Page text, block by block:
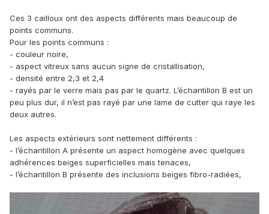
Ces 3 cailloux ont des aspects différents mais beaucoup de
points communs.
Pour les points communs :
- couleur noire,
- aspect vitreux sans aucun signe de cristallisation,
- densité entre 2,3 et 2,4
- rayés par le verre mais pas par le quartz. L’échantillon B est un
peu plus dur, il n’est pas rayé par une lame de cutter qui raye les
deux autres.
Les aspects extérieurs sont nettement différents :
- l’échantillon A présente un aspect homogène avec quelques
adhérences beiges superficielles mais tenaces,
- l’échantillon B présente des inclusions beiges fibro-radiées,